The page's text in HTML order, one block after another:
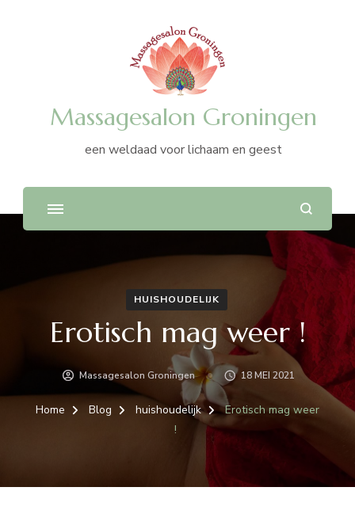
Massagesalon Groningen
een weldaad voor lichaam en geest
HUISHOUDELIJK
Erotisch mag weer !
Massagesalon Groningen 18 MEI 2021
Home Blog huishoudelijk
Erotisch mag weer
!